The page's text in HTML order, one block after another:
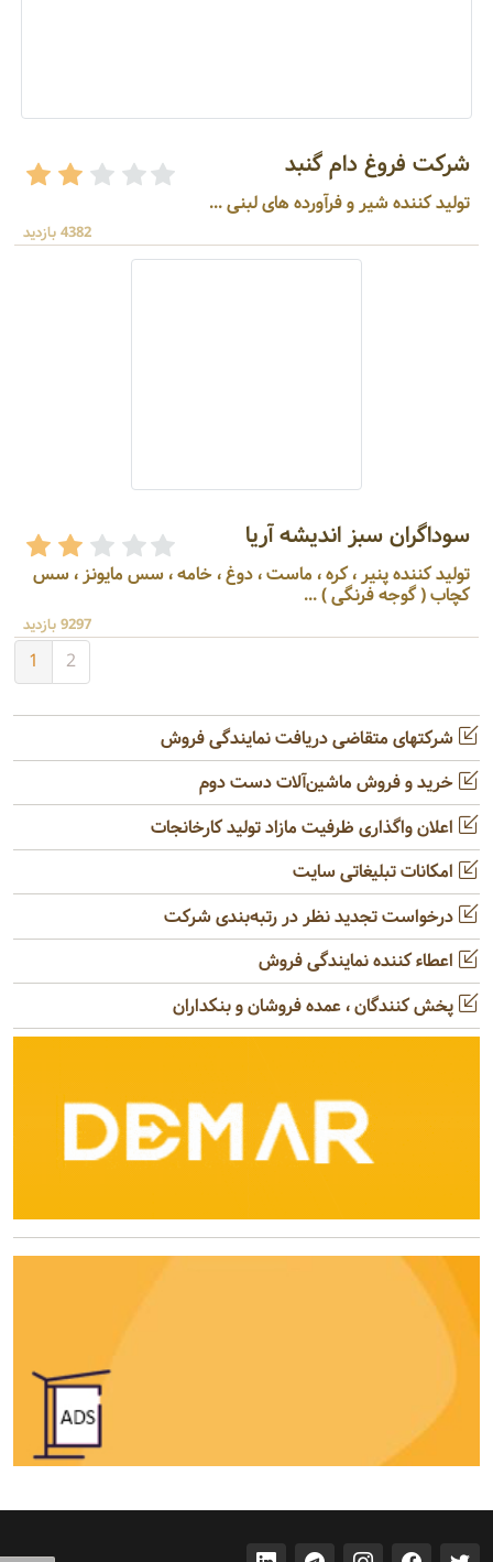
شرکت فروغ دام گنبد
تولید کننده شیر و فرآورده های لبنی ...
4382 بازدید
سوداگران سبز اندیشه آریا
تولید کننده پنیر ، کره ، ماست ، دوغ ، خامه ، سس مایونز ، سس
کچاب ( گوجه فرنگی ) ...
9297 بازدید
1 2
شرکتهای متقاضی دریافت نمایندگی فروش
خرید و فروش ماشین‌آلات دست دوم
اعلان واگذاری ظرفیت مازاد تولید کارخانجات
امکانات تبلیغاتی سایت
درخواست تجدید نظر در رتبه‌بندی شرکت
اعطاء کننده نمایندگی فروش
پخش کنندگان ، عمده فروشان و بنکداران